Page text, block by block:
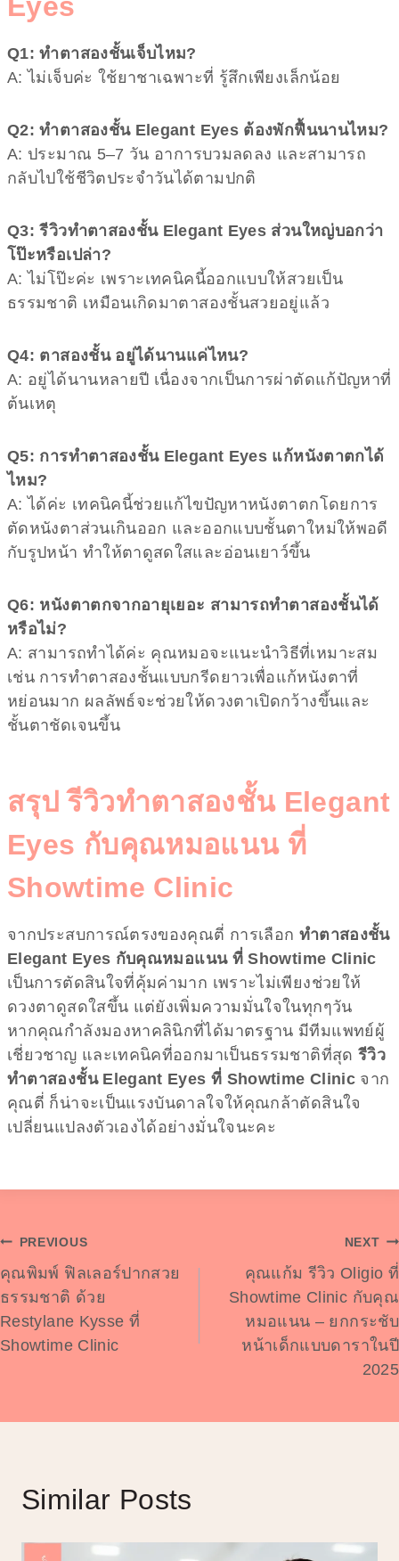
Q1: ทำตาสองชั้นเจ็บไหม?
A: ไม่เจ็บค่ะ ใช้ยาชาเฉพาะที่ รู้สึกเพียงเล็กน้อย
Q2: ทำตาสองชั้น Elegant Eyes ต้องพักฟื้นนานไหม?
A: ประมาณ 5–7 วัน อาการบวมลดลง และสามารถ
กลับไปใช้ชีวิตประจำวันได้ตามปกติ
Q3: รีวิวทำตาสองชั้น Elegant Eyes ส่วนใหญ่บอกว่า
โป๊ะหรือเปล่า?
A: ไม่โป๊ะค่ะ เพราะเทคนิคนี้ออกแบบให้สวยเป็น
ธรรมชาติ เหมือนเกิดมาตาสองชั้นสวยอยู่แล้ว
Q4: ตาสองชั้น อยู่ได้นานแค่ไหน?
A: อยู่ได้นานหลายปี เนื่องจากเป็นการผ่าตัดแก้ปัญหาที่
ต้นเหตุ
Q5: การทำตาสองชั้น Elegant Eyes แก้หนังตาตกได้
ไหม?
A: ได้ค่ะ เทคนิคนี้ช่วยแก้ไขปัญหาหนังตาตกโดยการ
ตัดหนังตาส่วนเกินออก และออกแบบชั้นตาใหม่ให้พอดี
กับรูปหน้า ทำให้ตาดูสดใสและอ่อนเยาว์ขึ้น
Q6: หนังตาตกจากอายุเยอะ สามารถทำตาสองชั้นได้
หรือไม่?
A: สามารถทำได้ค่ะ คุณหมอจะแนะนำวิธีที่เหมาะสม
เช่น การทำตาสองชั้นแบบกรีดยาวเพื่อแก้หนังตาที่
หย่อนมาก ผลลัพธ์จะช่วยให้ดวงตาเปิดกว้างขึ้นและ
ชั้นตาชัดเจนขึ้น
สรุป รีวิวทำตาสองชั้น Elegant
Eyes กับคุณหมอแนน ที่
Showtime Clinic
จากประสบการณ์ตรงของคุณตี่ การเลือก ทำตาสองชั้น
Elegant Eyes กับคุณหมอแนน ที่ Showtime Clinic
เป็นการตัดสินใจที่คุ้มค่ามาก เพราะไม่เพียงช่วยให้
ดวงตาดูสดใสขึ้น แต่ยังเพิ่มความมั่นใจในทุกๆวัน
หากคุณกำลังมองหาคลินิกที่ได้มาตรฐาน มีทีมแพทย์ผู้
เชี่ยวชาญ และเทคนิคที่ออกมาเป็นธรรมชาติที่สุด รีวิว
ทำตาสองชั้น Elegant Eyes ที่ Showtime Clinic จาก
คุณตี่ ก็น่าจะเป็นแรงบันดาลใจให้คุณกล้าตัดสินใจ
เปลี่ยนแปลงตัวเองได้อย่างมั่นใจนะคะ
Post
Navigation
PREVIOUS
คุณพิมพ์ ฟิลเลอร์ปากสวย
ธรรมชาติ ด้วย
Restylane Kysse ที่
Showtime Clinic
NEXT
คุณแก้ม รีวิว Oligio ที่
Showtime Clinic กับคุณ
หมอแนน – ยกกระชับ
หน้าเด็กแบบดาราในปี
2025
Similar Posts